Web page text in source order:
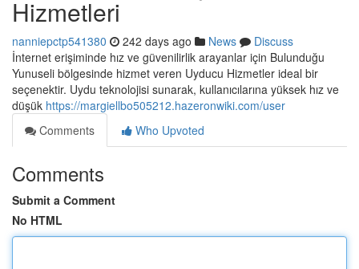
Hizmetleri
nanniepctp541380 242 days ago News
Discuss
İnternet erişiminde hız ve güvenilirlik arayanlar için Bulunduğu
Yunuseli bölgesinde hizmet veren Uyducu Hizmetler ideal bir
seçenektir. Uydu teknolojisi sunarak, kullanıcılarına yüksek hız ve
düşük https://margiellbo505212.hazeronwiki.com/user
Comments
Who Upvoted
Comments
Submit a Comment
No HTML